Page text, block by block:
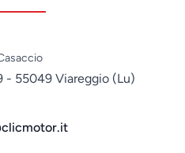
- 55049 Viareggio (Lu)